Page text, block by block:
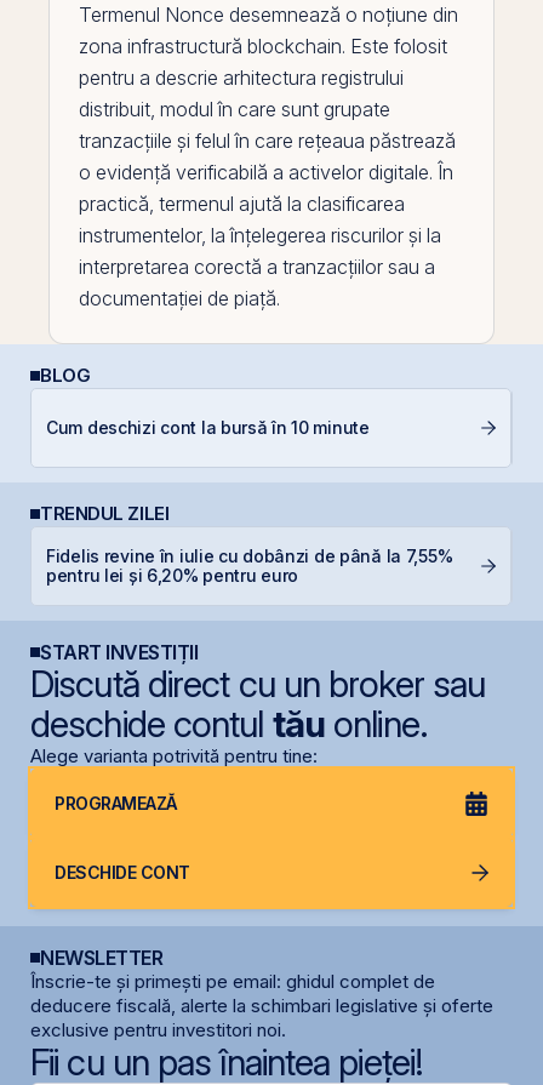
Termenul Nonce desemnează o noțiune din
zona infrastructură blockchain. Este folosit
pentru a descrie arhitectura registrului
distribuit, modul în care sunt grupate
tranzacțiile și felul în care rețeaua păstrează
o evidență verificabilă a activelor digitale. În
practică, termenul ajută la clasificarea
instrumentelor, la înțelegerea riscurilor și la
interpretarea corectă a tranzacțiilor sau a
documentației de piață.
BLOG
Cum deschizi cont la bursă în 10 minute
TRENDUL ZILEI
Fidelis revine în iulie cu dobânzi de până la 7,55%
pentru lei și 6,20% pentru euro
START INVESTIȚII
Discută direct cu un broker sau
deschide contul tăuonline.
Alege varianta potrivită pentru tine:
PROGRAMEAZĂ
DESCHIDE CONT
NEWSLETTER
Înscrie-te și primești pe email: ghidul complet de
deducere fiscală, alerte la schimbari legislative și oferte
exclusive pentru investitori noi.
Fii cu un pas înaintea pieței!